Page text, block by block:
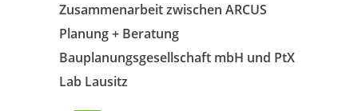
Zusammenarbeit zwischen ARCUS
Planung + Beratung
Bauplanungsgesellschaft mbH und PtX
Lab Lausitz